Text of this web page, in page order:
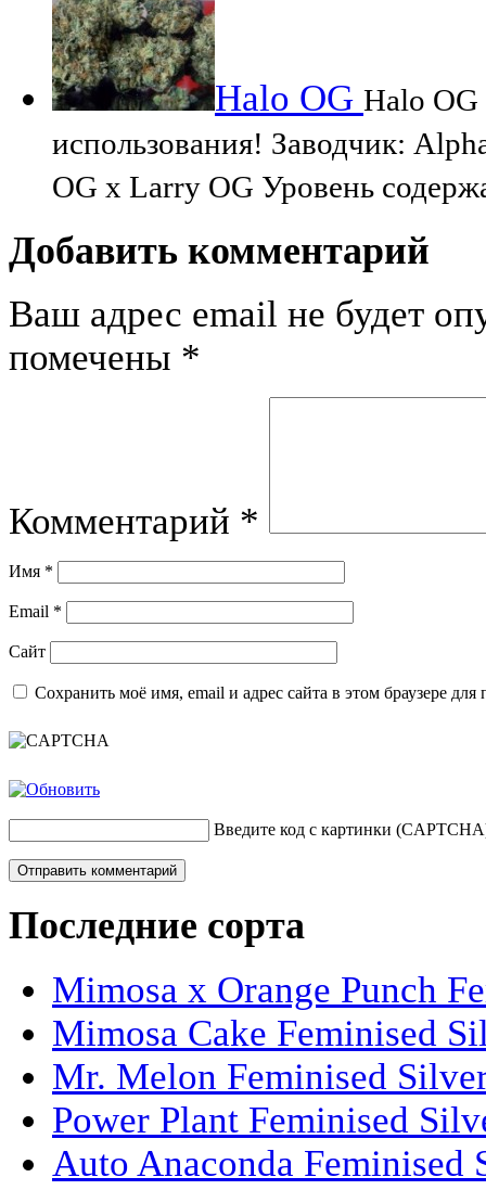
Halo OG Halo OG
использования! Заводчик:
OG x Larry OG Уровень
Добавить комментарий
Ваш адрес email не будет
помечены *
Комментарий *
Имя *
Email *
Сайт
Сохранить моё имя, email и адрес сайта в этом браузере
Введите код с картинки
Последние сорта
Mimosa x Orange Punch
Mimosa Cake Feminised
Mr. Melon Feminised
Power Plant Feminised
Auto Anaconda Feminised